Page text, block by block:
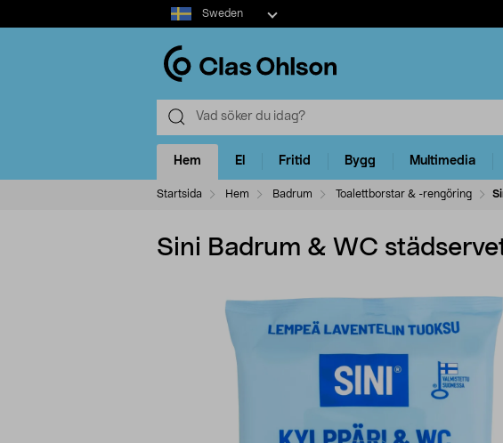
Select
market
Sweden
Hem El Fritid Bygg Multimedia
Startsida Hem Badrum Toalettborstar & -rengöring
Sini Badrum & WC